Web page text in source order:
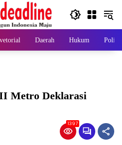
Daerah Hukum Politik
Metro Deklarasi
1397